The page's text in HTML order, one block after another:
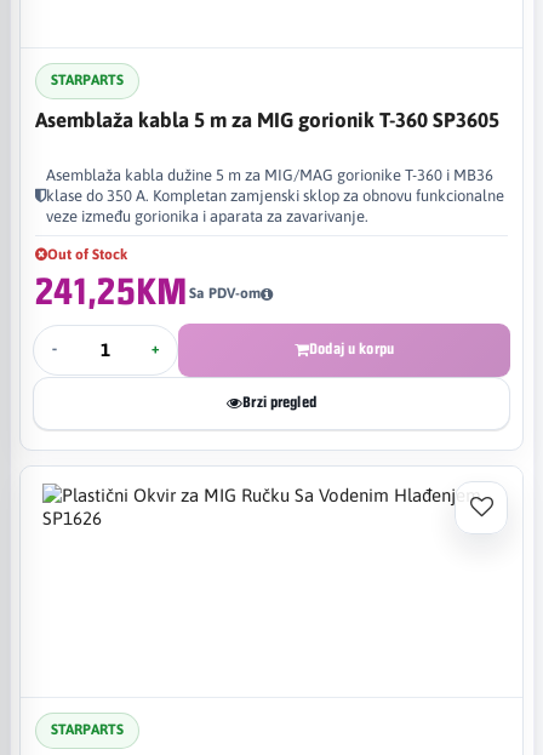
STARPARTS
Asemblaža kabla 5 m za MIG gorionik T-360 SP3605
Asemblaža kabla dužine 5 m za MIG/MAG gorionike T-360 i MB36
klase do 350 A. Kompletan zamjenski sklop za obnovu funkcionalne
veze između gorionika i aparata za zavarivanje.
Out of Stock
241,25KM Sa PDV-om
- + Dodaj u korpu
Brzi pregled
STARPARTS